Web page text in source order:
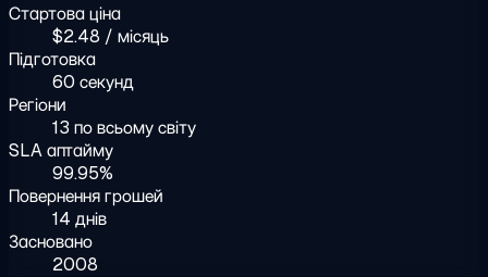
Стартова ціна
$2.48 / місяць
Підготовка
60 секунд
Регіони
13 по всьому світу
SLA аптайму
99.95%
Повернення грошей
14 днів
Засновано
2008